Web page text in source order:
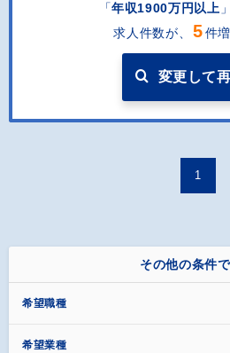
「年収1900万円以上
求人件数が、
5件
変更して
1
その他の条件
希望職種
希望業種